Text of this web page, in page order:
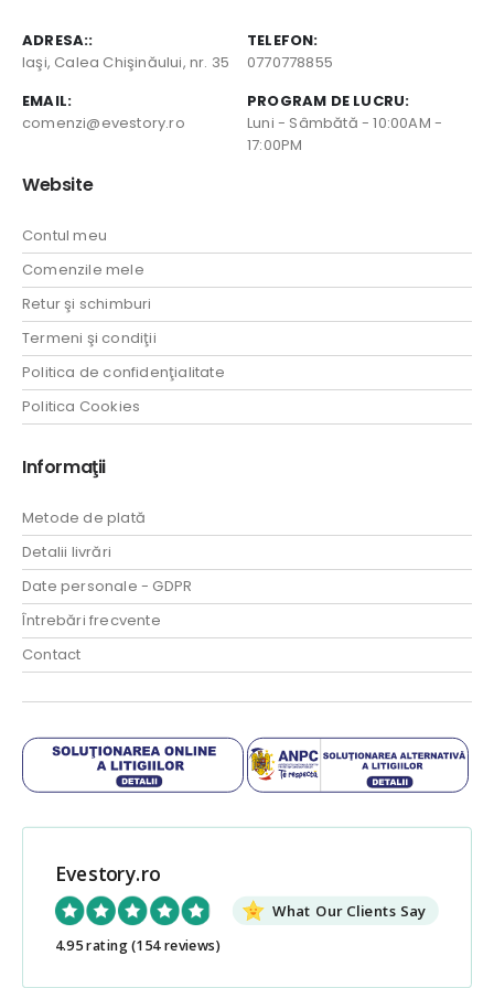
ADRESA::
Iaşi, Calea Chişinăului, nr. 35
TELEFON:
0770778855
EMAIL:
comenzi@evestory.ro
PROGRAM DE LUCRU:
Luni - Sâmbătă - 10:00AM -
17:00PM
Website
Contul meu
Comenzile mele
Retur şi schimburi
Termeni şi condiţii
Politica de confidenţialitate
Politica Cookies
Informaţii
Metode de plată
Detalii livrări
Date personale - GDPR
Întrebări frecvente
Contact
Evestory.ro
What Our Clients Say
4.95 rating(154 reviews)